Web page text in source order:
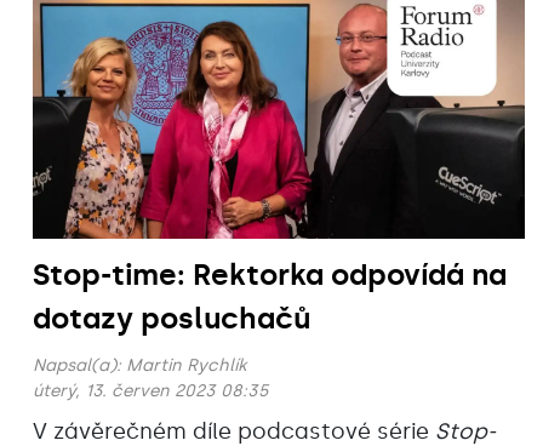
Stop-time: Rektorka odpovídá na
dotazy posluchačů
Napsal(a): Martin Rychlík
úterý, 13. červen 2023 08:35
V závěrečném díle podcastové série Stop-